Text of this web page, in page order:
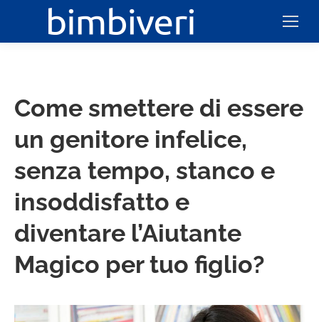
Come smettere di essere
un genitore infelice,
senza tempo, stanco e
insoddisfatto e
diventare l’Aiutante
Magico per tuo figlio?